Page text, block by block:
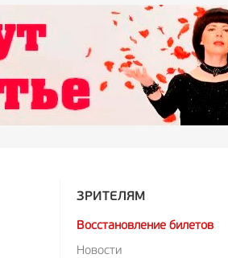
ЗРИТЕЛЯМ
Восстановление билетов
Новости